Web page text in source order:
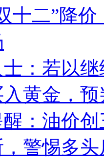
十二”降
：若以
黄金，
：油价
警惕多